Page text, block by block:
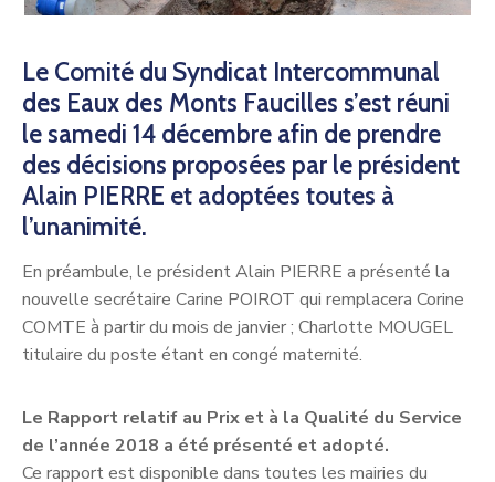
Le Comité du Syndicat Intercommunal
des Eaux des Monts Faucilles s’est réuni
le samedi 14 décembre afin de prendre
des décisions proposées par le président
Alain PIERRE et adoptées toutes à
l’unanimité.
En préambule, le président Alain PIERRE a présenté la
nouvelle secrétaire Carine POIROT qui remplacera Corine
COMTE à partir du mois de janvier ; Charlotte MOUGEL
titulaire du poste étant en congé maternité.
Le Rapport relatif au Prix et à la Qualité du Service
de l’année 2018 a été présenté et adopté.
Ce rapport est disponible dans toutes les mairies du